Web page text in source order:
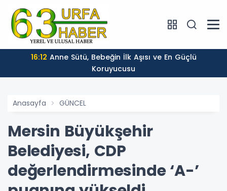
16:12
Koruyucusu
Anasayfa GÜNCEL
Mersin Büyükşehir
Belediyesi, CDP
değerlendirmesinde ‘A-’